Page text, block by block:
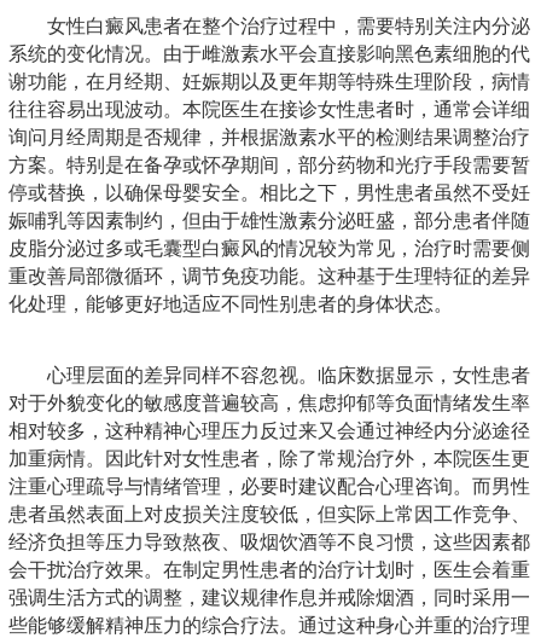
女性白癜风患者在整个治疗过程中，需要特别关注内分泌
系统的变化情况。由于雌激素水平会直接影响黑色素细胞的代
谢功能，在月经期、妊娠期以及更年期等特殊生理阶段，病情
往往容易出现波动。本院医生在接诊女性患者时，通常会详细
询问月经周期是否规律，并根据激素水平的检测结果调整治疗
方案。特别是在备孕或怀孕期间，部分药物和光疗手段需要暂
停或替换，以确保母婴安全。相比之下，男性患者虽然不受妊
娠哺乳等因素制约，但由于雄性激素分泌旺盛，部分患者伴随
皮脂分泌过多或毛囊型白癜风的情况较为常见，治疗时需要侧
重改善局部微循环，调节免疫功能。这种基于生理特征的差异
化处理，能够更好地适应不同性别患者的身体状态。
心理层面的差异同样不容忽视。临床数据显示，女性患者
对于外貌变化的敏感度普遍较高，焦虑抑郁等负面情绪发生率
相对较多，这种精神心理压力反过来又会通过神经内分泌途径
加重病情。因此针对女性患者，除了常规治疗外，本院医生更
注重心理疏导与情绪管理，必要时建议配合心理咨询。而男性
患者虽然表面上对皮损关注度较低，但实际上常因工作竞争、
经济负担等压力导致熬夜、吸烟饮酒等不良习惯，这些因素都
会干扰治疗效果。在制定男性患者的治疗计划时，医生会着重
强调生活方式的调整，建议规律作息并戒除烟酒，同时采用一
些能够缓解精神压力的综合疗法。通过这种身心并重的治疗理